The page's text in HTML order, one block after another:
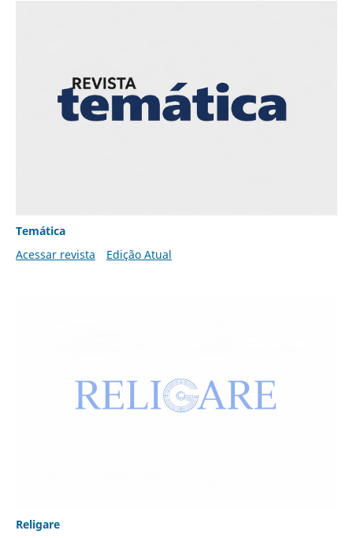
Temática
Acessar revista
Edição Atual
Religare